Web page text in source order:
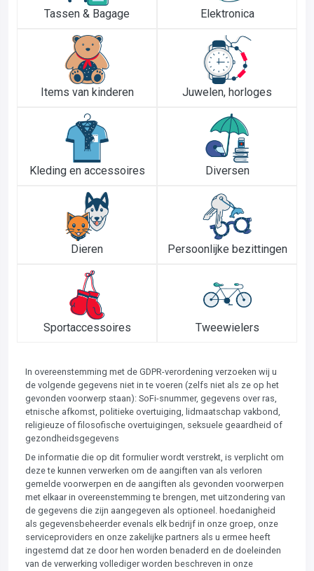
Tassen & Bagage Elektronica
Items van kinderen Juwelen, horloges
Kleding en accessoires Diversen
Dieren Persoonlijke bezittingen
Sportaccessoires Tweewielers
In overeenstemming met de GDPR-verordening verzoeken wij u
de volgende gegevens niet in te voeren (zelfs niet als ze op het
gevonden voorwerp staan): SoFi-snummer, gegevens over ras,
etnische afkomst, politieke overtuiging, lidmaatschap vakbond,
religieuze of filosofische overtuigingen, seksuele geaardheid of
gezondheidsgegevens
De informatie die op dit formulier wordt verstrekt, is verplicht om
deze te kunnen verwerken om de aangiften van als verloren
gemelde voorwerpen en de aangiften als gevonden voorwerpen
met elkaar in overeenstemming te brengen, met uitzondering van
de gegevens die zijn aangegeven als optioneel. hoedanigheid
als gegevensbeheerder evenals elk bedrijf in onze groep, onze
serviceproviders en onze zakelijke partners als u ermee heeft
ingestemd dat ze door hen worden benaderd en de doeleinden
van de verwerking vollediger worden beschreven in onze